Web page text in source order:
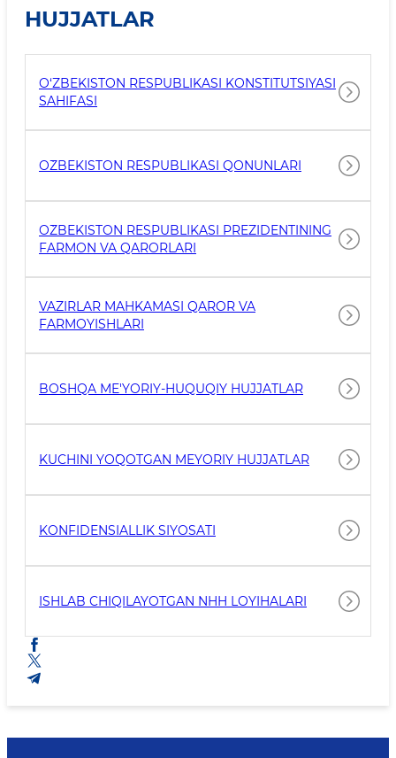
HUJJATLAR
O‘ZBEKISTON RESPUBLIKASI KONSTITUTSIYASI
SAHIFASI
O`ZBEKISTON RESPUBLIKASI QONUNLARI
O`ZBEKISTON RESPUBLIKASI PREZIDENTINING
FARMON VA QARORLARI
VAZIRLAR MAHKAMASI QAROR VA
FARMOYISHLARI
BOSHQA ME'YORIY-HUQUQIY HUJJATLAR
KUCHINI YO`QOTGAN MEYORIY HUJJATLAR
KONFIDENSIALLIK SIYOSATI
ISHLAB CHIQILAYOTGAN NHH LOYIHALARI